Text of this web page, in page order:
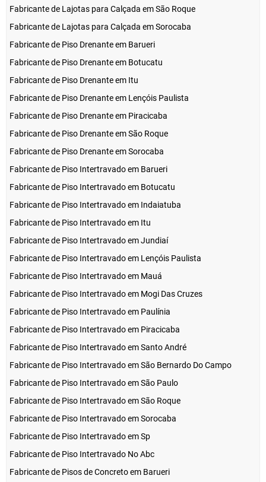
Fabricante de Lajotas para Calçada em São Roque
Fabricante de Lajotas para Calçada em Sorocaba
Fabricante de Piso Drenante em Barueri
Fabricante de Piso Drenante em Botucatu
Fabricante de Piso Drenante em Itu
Fabricante de Piso Drenante em Lençóis Paulista
Fabricante de Piso Drenante em Piracicaba
Fabricante de Piso Drenante em São Roque
Fabricante de Piso Drenante em Sorocaba
Fabricante de Piso Intertravado em Barueri
Fabricante de Piso Intertravado em Botucatu
Fabricante de Piso Intertravado em Indaiatuba
Fabricante de Piso Intertravado em Itu
Fabricante de Piso Intertravado em Jundiaí
Fabricante de Piso Intertravado em Lençóis Paulista
Fabricante de Piso Intertravado em Mauá
Fabricante de Piso Intertravado em Mogi Das Cruzes
Fabricante de Piso Intertravado em Paulínia
Fabricante de Piso Intertravado em Piracicaba
Fabricante de Piso Intertravado em Santo André
Fabricante de Piso Intertravado em São Bernardo Do Campo
Fabricante de Piso Intertravado em São Paulo
Fabricante de Piso Intertravado em São Roque
Fabricante de Piso Intertravado em Sorocaba
Fabricante de Piso Intertravado em Sp
Fabricante de Piso Intertravado No Abc
Fabricante de Pisos de Concreto em Barueri